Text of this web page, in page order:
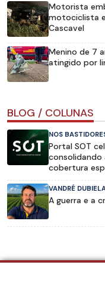
Motorista
motociclista
Cascavel
Menino de 7
atingido por
BLOG / COLUNAS
NOS
Portal SOT
consolidando
cobertura
VANDRÉ
A guerra e a